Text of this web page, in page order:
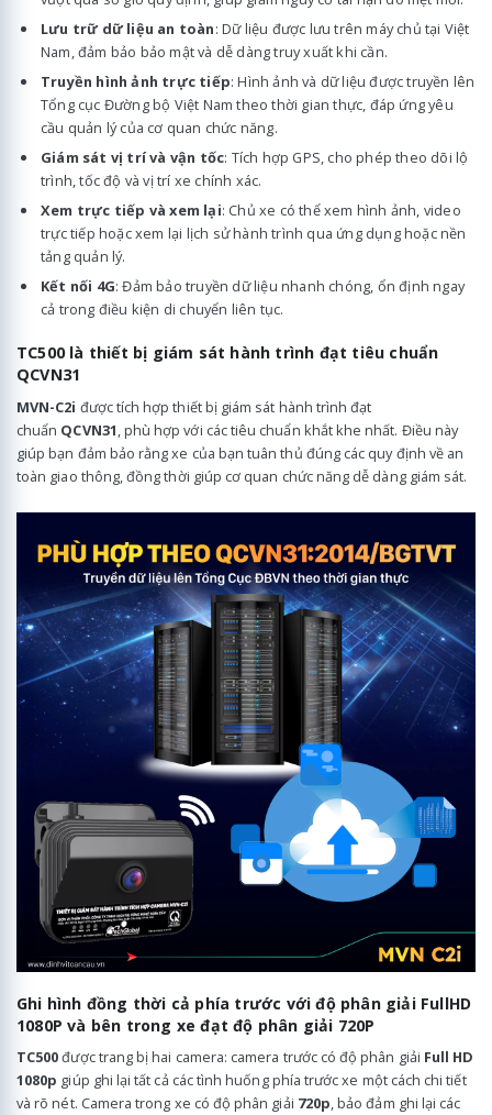
Lưu trữ dữ liệu an toàn: Dữ liệu được lưu trên máy chủ tại Việt
Nam, đảm bảo bảo mật và dễ dàng truy xuất khi cần.
Truyền hình ảnh trực tiếp: Hình ảnh và dữ liệu được truyền lên
Tổng cục Đường bộ Việt Nam theo thời gian thực, đáp ứng yêu
cầu quản lý của cơ quan chức năng.
Giám sát vị trí và vận tốc: Tích hợp GPS, cho phép theo dõi lộ
trình, tốc độ và vị trí xe chính xác.
Xem trực tiếp và xem lại: Chủ xe có thể xem hình ảnh, video
trực tiếp hoặc xem lại lịch sử hành trình qua ứng dụng hoặc nền
tảng quản lý.
Kết nối 4G: Đảm bảo truyền dữ liệu nhanh chóng, ổn định ngay
cả trong điều kiện di chuyển liên tục.
TC500 là thiết bị giám sát hành trình đạt tiêu chuẩn
QCVN31
MVN-C2i được tích hợp thiết bị giám sát hành trình đạt
chuẩn QCVN31 , phù hợp với các tiêu chuẩn khắt khe nhất. Điều này
giúp bạn đảm bảo rằng xe của bạn tuân thủ đúng các quy định về an
toàn giao thông, đồng thời giúp cơ quan chức năng dễ dàng giám sát.
Ghi hình đồng thời cả phía trước với độ phân giải FullHD
1080P và bên trong xe đạt độ phân giải 720P
TC500được trang bị hai camera: camera trước có độ phân giải Full HD
1080p giúp ghi lại tất cả các tình huống phía trước xe một cách chi tiết
và rõ nét. Camera trong xe có độ phân giải 720p, bảo đảm ghi lại các